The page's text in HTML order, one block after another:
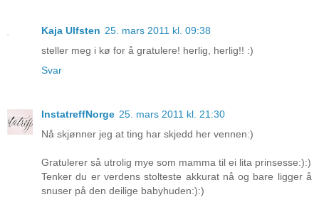
Kaja Ulfsten 25. mars 2011 kl. 09:38
steller meg i kø for å gratulere! herlig, herlig!! :)
Svar
InstatreffNorge 25. mars 2011 kl. 21:30
Nå skjønner jeg at ting har skjedd her vennen:)
Gratulerer så utrolig mye som mamma til ei lita prinsesse:):)
Tenker du er verdens stolteste akkurat nå og bare ligger å
snuser på den deilige babyhuden:):)